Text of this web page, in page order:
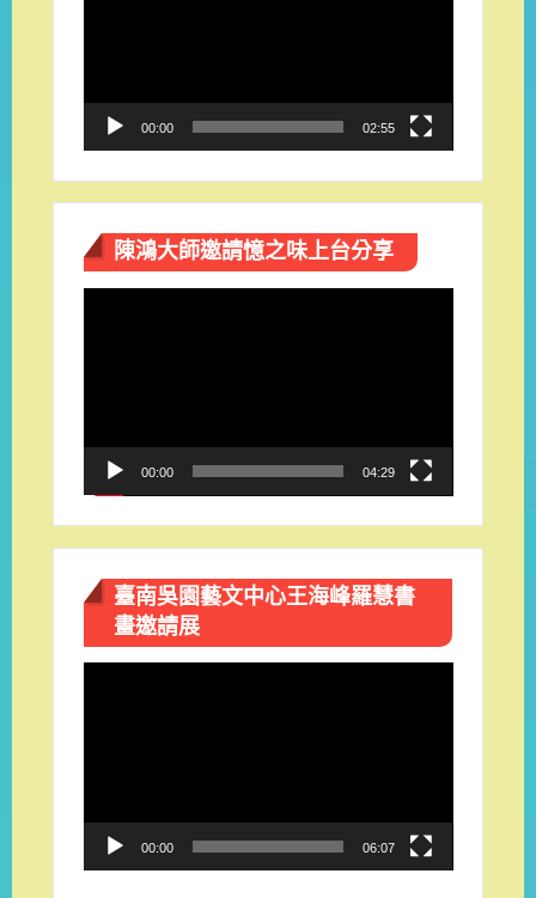
00:00 02:55
陳鴻大師邀請憶之味上台分享
00:00 04:29
臺南吳園藝文中心王海峰羅慧書
畫邀請展
00:00 06:07